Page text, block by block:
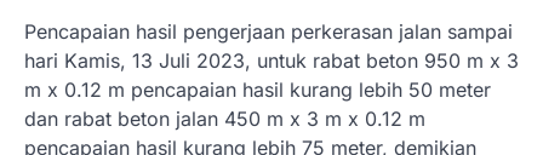
Pencapaian hasil pengerjaan perkerasan jalan sampai
hari Kamis, 13 Juli 2023, untuk rabat beton 950 m x 3
m x 0.12 m pencapaian hasil kurang lebih 50 meter
dan rabat beton jalan 450 m x 3 m x 0.12 m
pencapaian hasil kurang lebih 75 meter, demikian